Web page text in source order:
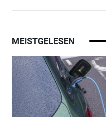
MEISTGELESEN